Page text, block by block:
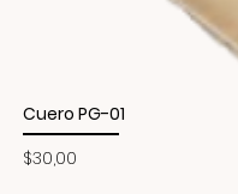
Cuero PG-01
Precio
$30,00